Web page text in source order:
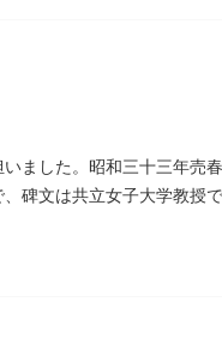
ました。昭和三十三年売
碑文は共立女子大学教授